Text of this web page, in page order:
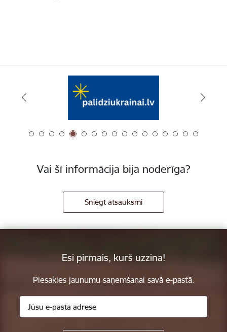
Vai šī informācija bija noderīga?
Sniegt atsauksmi
Esi pirmais, kurš uzzina!
Piesakies jaunumu saņemšanai savā e-pastā.